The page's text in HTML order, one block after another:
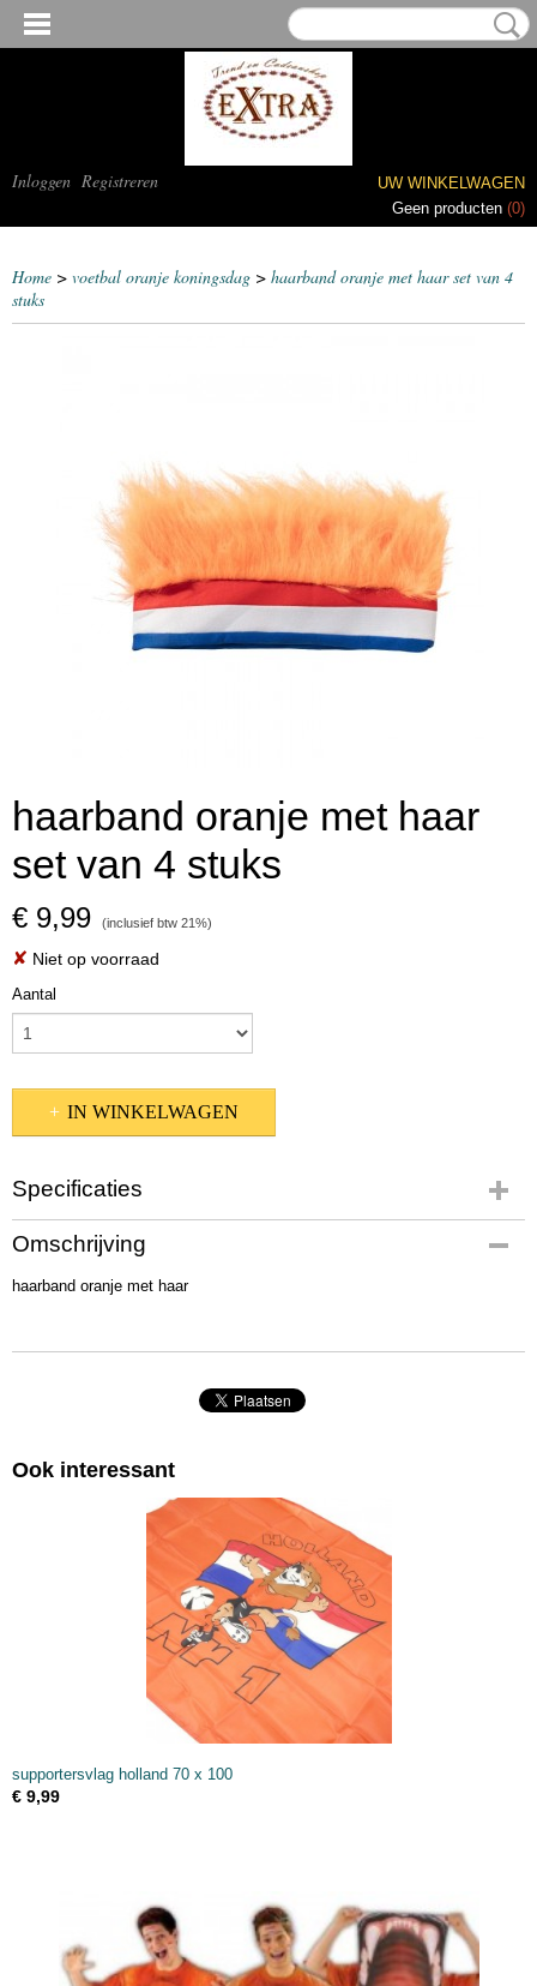
Inloggen Registreren
UW WINKELWAGEN
Geen producten (0)
Home > voetbal oranje koningsdag > haarband oranje met haar set van 4
stuks
haarband oranje met haar
set van 4 stuks
€ 9,99 (inclusief btw 21%)
✘ Niet op voorraad
Aantal
IN WINKELWAGEN
Specificaties
Productcode
haarband
EAN code
Omschrijving
haarband oranje met haar
Ook interessant
supportersvlag holland 70 x 100
€ 9,99